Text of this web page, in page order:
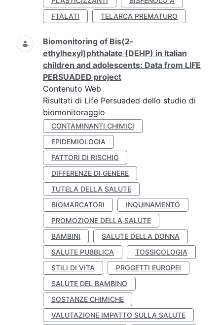
FTALATI
TELARCA PREMATURO
Biomonitoring of Bis(2-
ethylhexyl)phthalate (DEHP) in Italian
children and adolescents: Data from LIFE
PERSUADED project
Contenuto Web
Risultati di Life Persuaded dello studio di
biomonitoraggio
CONTAMINANTI CHIMICI
EPIDEMIOLOGIA
FATTORI DI RISCHIO
DIFFERENZE DI GENERE
TUTELA DELLA SALUTE
BIOMARCATORI
INQUINAMENTO
PROMOZIONE DELLA SALUTE
BAMBINI
SALUTE DELLA DONNA
SALUTE PUBBLICA
TOSSICOLOGIA
STILI DI VITA
PROGETTI EUROPEI
SALUTE DEL BAMBINO
SOSTANZE CHIMICHE
VALUTAZIONE IMPATTO SULLA SALUTE